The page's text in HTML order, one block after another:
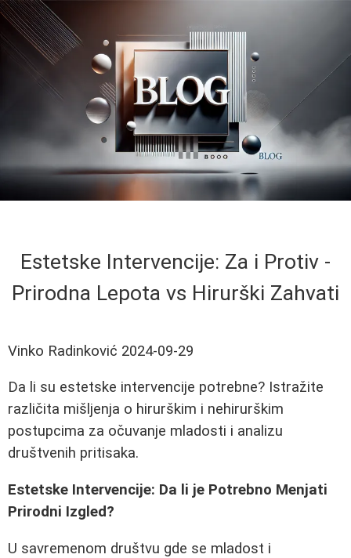
Estetske Intervencije: Za i Protiv -
Prirodna Lepota vs Hirurški Zahvati
Vinko Radinković 2024-09-29
Da li su estetske intervencije potrebne? Istražite
različita mišljenja o hirurškim i nehirurškim
postupcima za očuvanje mladosti i analizu
društvenih pritisaka.
Estetske Intervencije: Da li je Potrebno Menjati
Prirodni Izgled?
U savremenom društvu gde se mladost i